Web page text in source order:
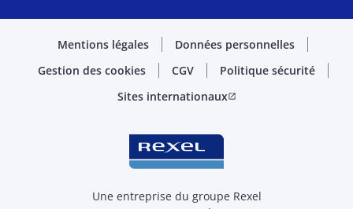
Mentions légales
Données personnelles
Gestion des cookies
CGV
Politique sécurité
Sites internationauxopen_in_new
Une entreprise du groupe Rexel